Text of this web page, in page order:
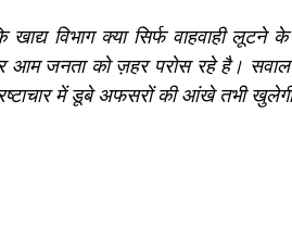
विभाग क्या सिर्फ वाहवाही
आम जनता को ज़हर परोस रहे है।
में डूबे अफसरों की आंखे तभी